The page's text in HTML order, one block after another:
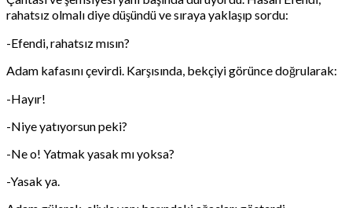
rahatsız olmalı diye düşündü ve sıraya yaklaşıp sordu:
-Efendi, rahatsız mısın?
Adam kafasını çevirdi. Karşısında, bekçiyi görünce doğrularak:
-Hayır!
-Niye yatıyorsun peki?
-Ne o! Yatmak yasak mı yoksa?
-Yasak ya.